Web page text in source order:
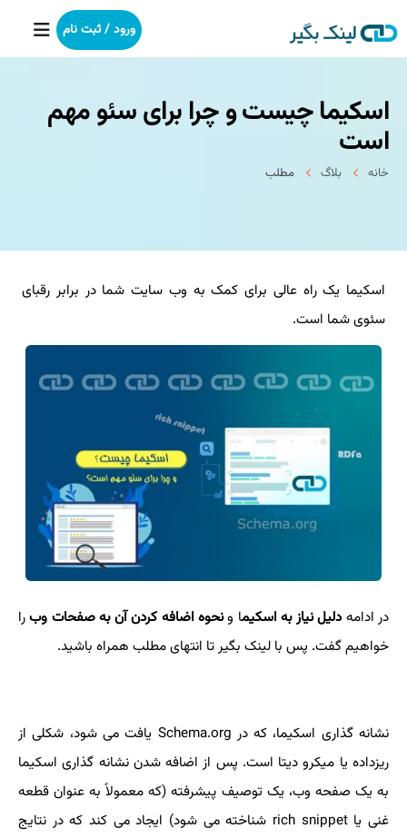
خانه
بکلینک
خدمات ما
درباره ما
آموزش
ورود / ثبت نام
اسکیما چیست و چرا برای سئو مهم
است
خانه بلاگ مطلب
اسکیما یک راه عالی برای کمک به وب سایت شما در برابر رقبای
سئوی شما است.
در ادامهدلیل نیاز به اسکیما ونحوه اضافه کردن آن به صفحات وبرا
خواهیم گفت. پس با لینک بگیر تا انتهای مطلب همراه باشید.
نشانه گذاری اسکیما، که در Schema.org یافت می شود، شکلی از
ریزداده یا میکرو دیتا است. پس از اضافه شدن نشانه گذاری اسکیما
به یک صفحه وب، یک توصیف پیشرفته (که معمولاً به عنوان قطعه
غنی یا rich snippet شناخته می شود) ایجاد می کند که در نتایج